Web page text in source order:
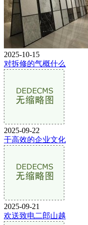
2025-10-15
对拆修的气概什么
2025-09-22
干高效的企业文化
2025-09-21
欢送致电二郎山越